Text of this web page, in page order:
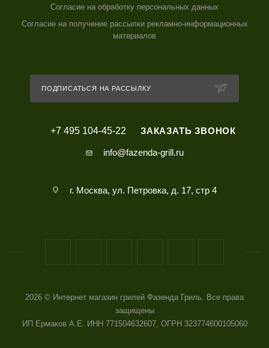
Согласие на обработку персональных данных
Согласие на получение рассылки рекламно-информационных
материалов
ПОДПИСАТЬСЯ НА РАССЫЛКУ
+7 495 104-45-22 ЗАКАЗАТЬ ЗВОНОК
info@fazenda-grill.ru
г. Москва, ул. Петровка, д. 17, стр 4
2026 © Интернет магазин грилей Фазенда Гриль. Все права
защищены
ИП Ермаков А.Е. ИНН 771504632607, ОГРН 323774600105060